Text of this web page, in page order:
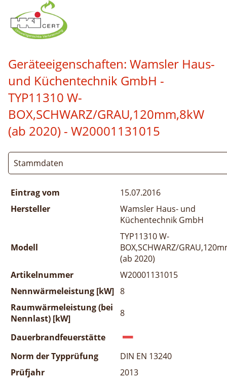
Geräteeigenschaften: Wamsler Haus-
und Küchentechnik GmbH -
TYP11310 W-
BOX,SCHWARZ/GRAU,120mm,8kW
(ab 2020) - W20001131015
Stammdaten
Eintrag vom
15.07.2016
Hersteller
Wamsler Haus- und
Küchentechnik GmbH
Modell
TYP11310 W-
BOX,SCHWARZ/
(ab 2020)
Artikelnummer
W20001131015
Nennwärmeleistung [kW] 8
Raumwärmeleistung (bei
Nennlast) [kW]
8
Dauerbrandfeuerstätte
Norm der Typprüfung
DIN EN 13240
Prüfjahr
2013